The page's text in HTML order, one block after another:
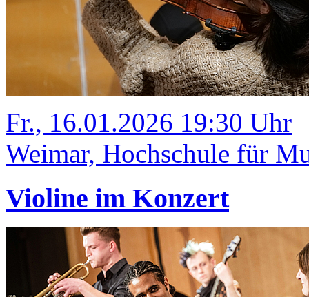
Fr., 16.01.2026 19:30 Uhr
Weimar, Hochschule für
Violine im Konzert